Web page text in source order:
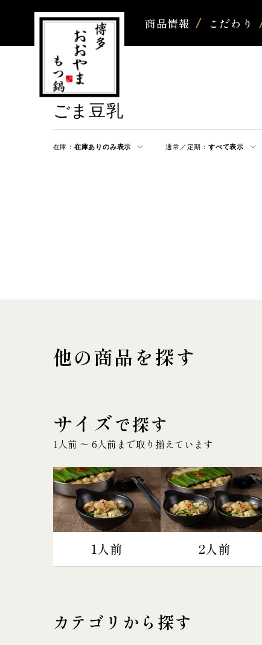
商品情報 こだわり
ごま豆乳
在庫： 在庫ありのみ表示 通常／定期： すべて表示
他の商品を探す
サイズで探す
1人前 〜 6人前まで取り揃えています
1人前 2人前
カテゴリから探す